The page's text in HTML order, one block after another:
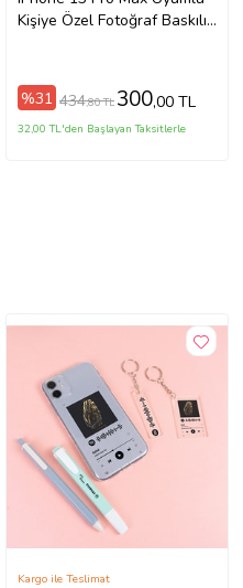
Kişiye Özel Fotoğraf Baskılı
%31 434,80 TL 300,00 TL
32,00 TL'den Başlayan Taksitlerle
Kargo ile Teslimat